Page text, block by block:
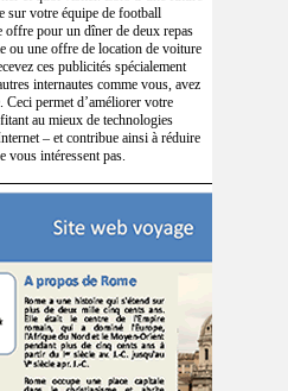
sur votre équipe de football
offre pour un dîner de deux repas
ou une offre de location de voiture
ces publicités spécialement
internautes comme vous, avez
permet d’améliorer votre
au mieux de technologies
– et contribue ainsi à réduire
vous intéressent pas.